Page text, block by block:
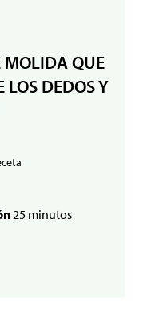
MOLIDA QUE
LOS DEDOS Y
25 minutos